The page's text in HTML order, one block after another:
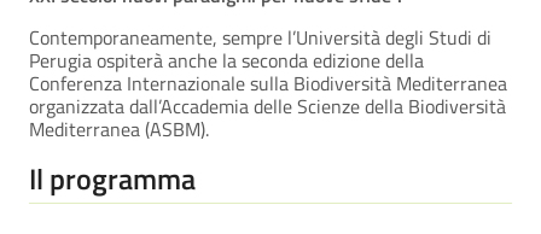
Contemporaneamente, sempre l’Università degli Studi di
Perugia ospiterà anche la seconda edizione della
Conferenza Internazionale sulla Biodiversità Mediterranea
organizzata dall’Accademia delle Scienze della Biodiversità
Mediterranea (ASBM).
Il programma